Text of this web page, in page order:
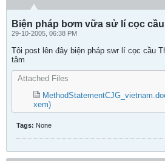
Biện pháp bơm vữa sử lí cọc
29-10-2005, 06:38 PM
Tôi post lên đây biện pháp swr lí cọc cầu
tâm
Attached Files
xem)
Tags: None